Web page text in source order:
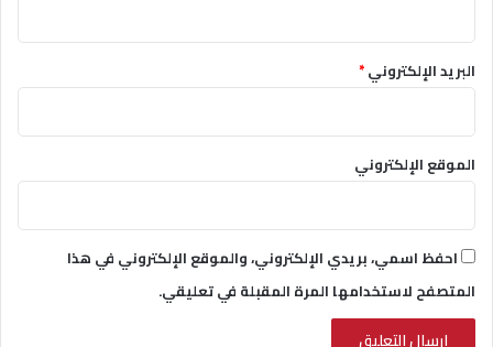
البريد الإلكتروني*
الموقع الإلكتروني
احفظ اسمي، بريدي الإلكتروني، والموقع الإلكتروني في هذا
المتصفح لاستخدامها المرة المقبلة في تعليقي.